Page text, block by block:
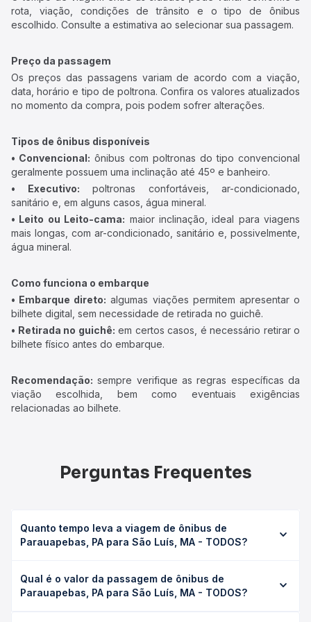
rota, viação, condições de trânsito e o tipo de ônibus
escolhido. Consulte a estimativa ao selecionar sua passagem.
Preço da passagem
Os preços das passagens variam de acordo com a viação,
data, horário e tipo de poltrona. Confira os valores atualizados
no momento da compra, pois podem sofrer alterações.
Tipos de ônibus disponíveis
• Convencional: ônibus com poltronas do tipo convencional
geralmente possuem uma inclinação até 45º e banheiro.
• Executivo: poltronas confortáveis, ar-condicionado,
sanitário e, em alguns casos, água mineral.
• Leito ou Leito-cama: maior inclinação, ideal para viagens
mais longas, com ar-condicionado, sanitário e, possivelmente,
água mineral.
Como funciona o embarque
• Embarque direto: algumas viações permitem apresentar o
bilhete digital, sem necessidade de retirada no guichê.
• Retirada no guichê: em certos casos, é necessário retirar o
bilhete físico antes do embarque.
Recomendação: sempre verifique as regras específicas da
viação escolhida, bem como eventuais exigências
relacionadas ao bilhete.
Perguntas Frequentes
Quanto tempo leva a viagem de ônibus de
Parauapebas, PA para São Luís, MA - TODOS?
MA - TODOS leva em média 21h 45min, podendo variar
conforme a viação, o tipo de serviço (convencional,
Qual é o valor da passagem de ônibus de
Parauapebas, PA para São Luís, MA - TODOS?